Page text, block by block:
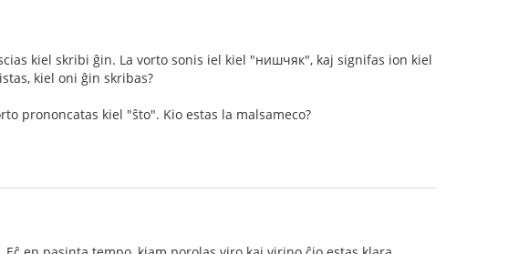
kiel skribi ĝin. La vorto sonis iel kiel "нишчяк", kaj signifas ion kiel
kiel oni ĝin skribas?
prononcatas kiel "ŝto". Kio estas la malsameco?